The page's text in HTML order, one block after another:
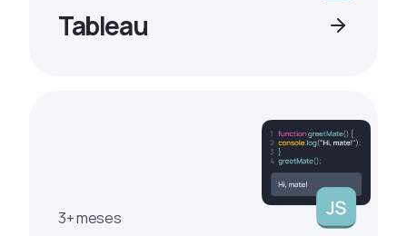
Tableau
3+ meses